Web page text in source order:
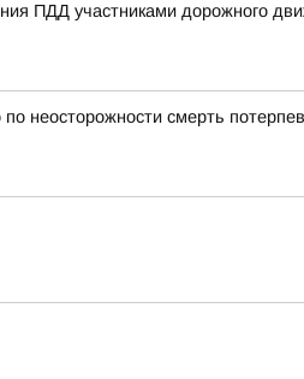
ПДД участниками дорожного
неосторожности смерть